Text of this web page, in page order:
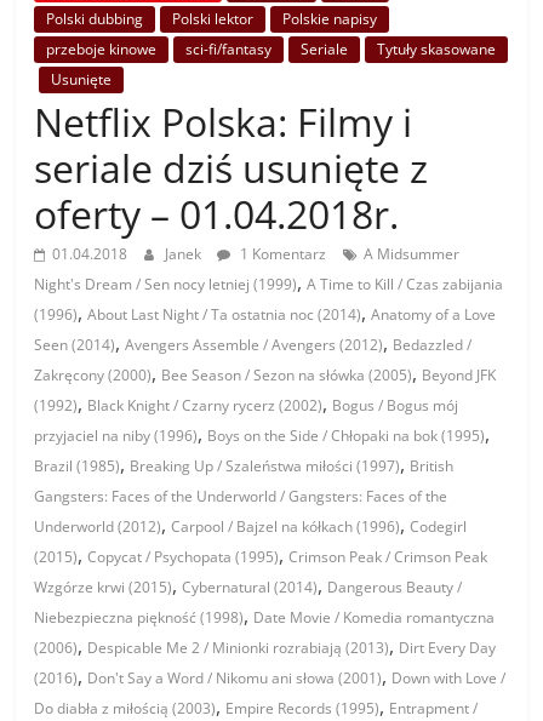
Polski dubbing
Polski lektor
Polskie napisy
przeboje kinowe
sci-fi/fantasy Seriale
Tytuły skasowane
Usunięte
Netflix Polska: Filmy i
seriale dziś usunięte z
oferty – 01.04.2018r.
01.04.2018 Janek 1 Komentarz
A Midsummer
Night's Dream / Sen nocy letniej (1999),A Time to Kill / Czas zabijania
(1996),About Last Night / Ta ostatnia noc (2014),Anatomy of a Love
Seen (2014),Avengers Assemble / Avengers (2012), Bedazzled /
Zakręcony (2000), Bee Season / Sezon na słówka (2005), Beyond JFK
(1992), Black Knight / Czarny rycerz (2002), Bogus / Bogus mój
przyjaciel na niby (1996), Boys on the Side / Chłopaki na bok (1995),
Brazil (1985), Breaking Up / Szaleństwa miłości (1997), British
Gangsters: Faces of the Underworld / Gangsters: Faces of the
Underworld (2012),Carpool / Bajzel na kółkach (1996),Codegirl
(2015),Copycat / Psychopata (1995),Crimson Peak / Crimson Peak
Wzgórze krwi (2015),Cybernatural (2014), Dangerous Beauty /
Niebezpieczna piękność (1998), Date Movie / Komedia romantyczna
(2006), Despicable Me 2 / Minionki rozrabiają (2013), Dirt Every Day
(2016), Don't Say a Word / Nikomu ani słowa (2001), Down with Love /
Do diabła z miłością (2003), Empire Records (1995), Entrapment /